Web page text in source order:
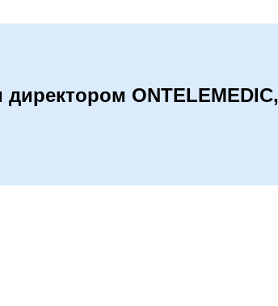
ONTELEMEDIC,